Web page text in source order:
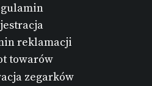
reklamacji
towarów
zegarków